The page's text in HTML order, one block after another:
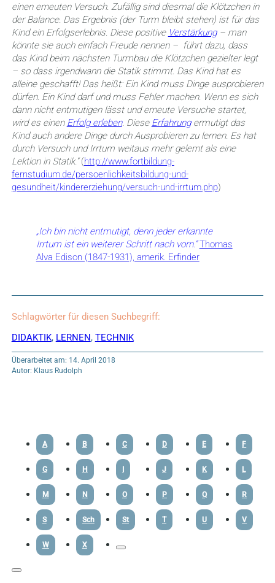
einen erneuten Versuch. Zufällig sind diesmal die Klötzchen in
der Balance. Das Ergebnis (der Turm bleibt stehen) ist für das
Kind ein Erfolgserlebnis. Diese positive Verstärkung– man
könnte sie auch einfach Freude nennen – führt dazu, dass
das Kind beim nächsten Turmbau die Klötzchen gezielter legt
– so dass irgendwann die Statik stimmt. Das Kind hat es
alleine geschafft!Das heißt: Ein Kind muss Dinge ausprobieren
dürfen. Ein Kind darf und muss Fehler machen. Wenn es sich
dann nicht entmutigen lässt und erneute Versuche startet,
wird es einen Erfolg erleben. Diese Erfahrungermutigt das
Kind auch andere Dinge durch Ausprobieren zu lernen. Es hat
durch Versuch und Irrtum weitaus mehr gelernt als eine
Lektion in Statik.“(http://www.fortbildung-
fernstudium.de/persoenlichkeitsbildung-und-
gesundheit/kindererziehung/versuch-und-irrtum.php)
„Ich bin nicht entmutigt, denn jeder erkannte
Irrtum ist ein weiterer Schritt nach vorn.“Thomas
Alva Edison (1847-1931), amerik. Erfinder
Schlagwörter für diesen Suchbegriff:
DIDAKTIK, LERNEN, TECHNIK
Überarbeitet am: 14. April 2018
Autor: Klaus Rudolph
A B C D E F
G H J K L
M N O P Q R
S Sch St T U V
W X